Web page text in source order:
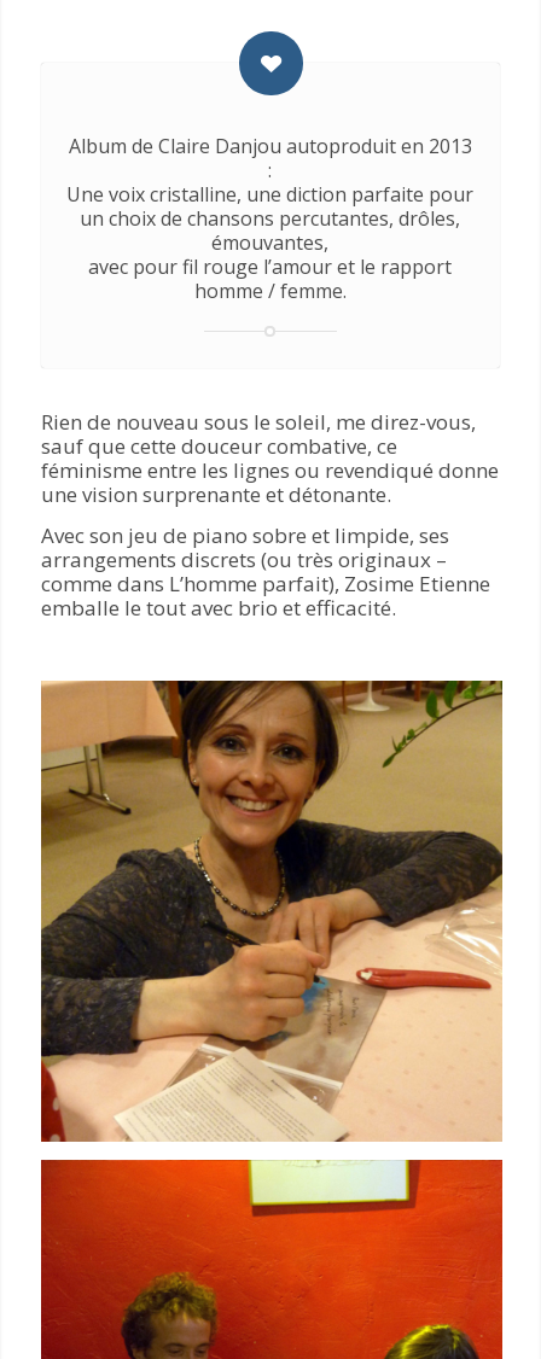
Album de Claire Danjou autoproduit en 2013
:
Une voix cristalline, une diction parfaite pour
un choix de chansons percutantes, drôles,
émouvantes,
avec pour fil rouge l’amour et le rapport
homme / femme.
Rien de nouveau sous le soleil, me direz-vous,
sauf que cette douceur combative, ce
féminisme entre les lignes ou revendiqué donne
une vision surprenante et détonante.
Avec son jeu de piano sobre et limpide, ses
arrangements discrets (ou très originaux –
comme dans L’homme parfait), Zosime Etienne
emballe le tout avec brio et efficacité.